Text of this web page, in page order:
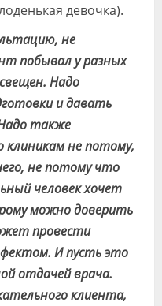
девочка).
не
побывал у разных
Надо
и давать
также
не потому,
не потому что
человек хочет
можно доверить
провести
И пусть это
отдачей врача.
клиента,